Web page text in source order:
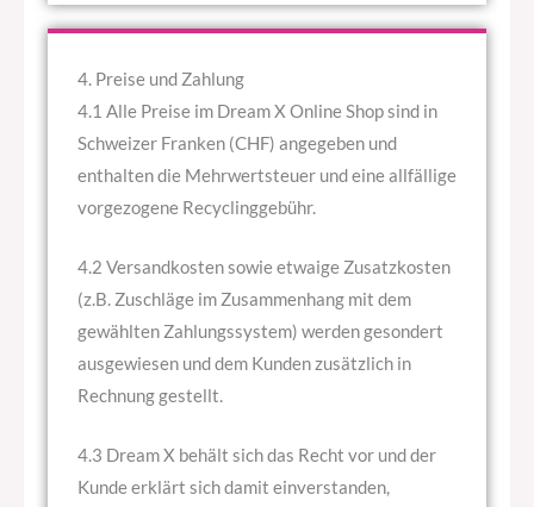
4. Preise und Zahlung
4.1 Alle Preise im Dream X Online Shop sind in
Schweizer Franken (CHF) angegeben und
enthalten die Mehrwertsteuer und eine allfällige
vorgezogene Recyclinggebühr.
4.2 Versandkosten sowie etwaige Zusatzkosten
(z.B. Zuschläge im Zusammenhang mit dem
gewählten Zahlungssystem) werden gesondert
ausgewiesen und dem Kunden zusätzlich in
Rechnung gestellt.
4.3 Dream X behält sich das Recht vor und der
Kunde erklärt sich damit einverstanden,